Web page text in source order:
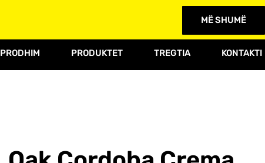
MË SHUMË
PRODHIM PRODUKTET TREGTIA KONTAKTI